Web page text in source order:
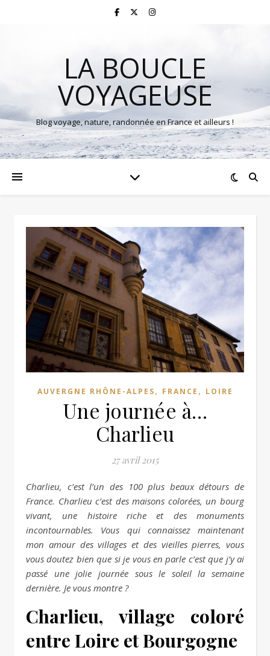
LA BOUCLE
VOYAGEUSE
Blog voyage, nature, randonnée en France et ailleurs !
AUVERGNE RHÔNE-ALPES, FRANCE , LOIRE
Une journée à…
Charlieu
27 avril 2015
Charlieu, c’est l’un des 100 plus beaux détours de
France. Charlieu c’est des maisons colorées, un bourg
vivant, une histoire riche et des monuments
incontournables. Vous qui connaissez maintenant
mon amour des villages et des vieilles pierres, vous
vous doutez bien que si je vous en parle c’est que j’y ai
passé une jolie journée sous le soleil la semaine
dernière. Je vous montre ?
Charlieu, village coloré
entre Loire et Bourgogne